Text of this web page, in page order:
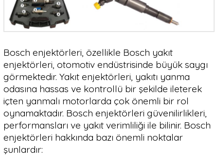
Bosch enjektörleri, özellikle Bosch yakıt
enjektörleri, otomotiv endüstrisinde büyük saygı
görmektedir. Yakıt enjektörleri, yakıtı yanma
odasına hassas ve kontrollü bir şekilde ileterek
içten yanmalı motorlarda çok önemli bir rol
oynamaktadır. Bosch enjektörleri güvenilirlikleri,
performansları ve yakıt verimliliği ile bilinir. Bosch
enjektörleri hakkında bazı önemli noktalar
şunlardır: